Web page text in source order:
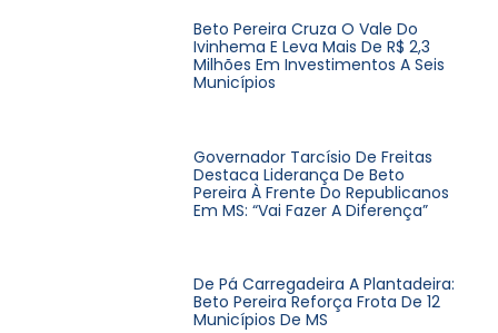
Beto Pereira Cruza O Vale Do
Ivinhema E Leva Mais De R$ 2,3
Milhões Em Investimentos A Seis
Municípios
Governador Tarcísio De Freitas
Destaca Liderança De Beto
Pereira À Frente Do Republicanos
Em MS: “Vai Fazer A Diferença”
De Pá Carregadeira A Plantadeira:
Beto Pereira Reforça Frota De 12
Municípios De MS